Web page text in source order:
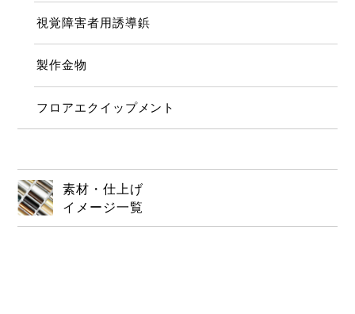
視覚障害者用誘導鋲
製作金物
フロアエクイップメント
素材・仕上げ
イメージ一覧